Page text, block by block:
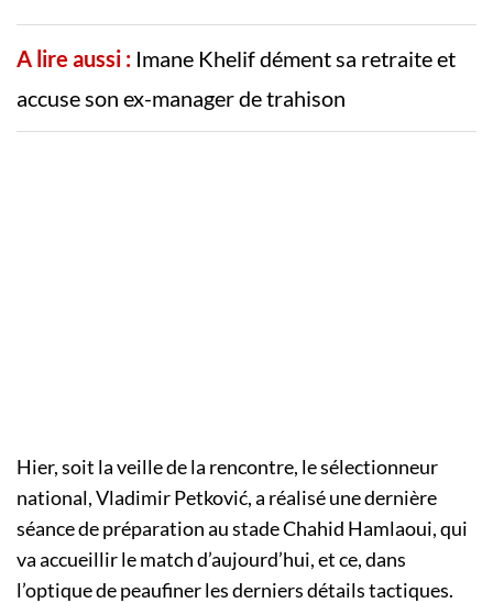
A lire aussi : Imane Khelif dément sa retraite et
accuse son ex-manager de trahison
Hier, soit la veille de la rencontre, le sélectionneur
national, Vladimir Petković, a réalisé une dernière
séance de préparation au stade Chahid Hamlaoui, qui
va accueillir le match d’aujourd’hui, et ce, dans
l’optique de peaufiner les derniers détails tactiques.